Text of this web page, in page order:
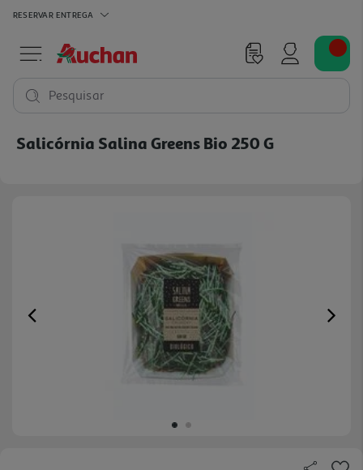
RESERVAR ENTREGA
Pesquisar
Salicórnia Salina Greens Bio 250 G
Previous